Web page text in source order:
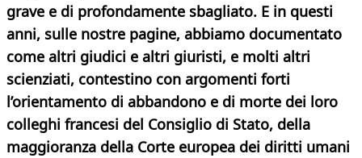
grave e di profondamente sbagliato. E in questi
anni, sulle nostre pagine, abbiamo documentato
come altri giudici e altri giuristi, e molti altri
scienziati, contestino con argomenti forti
l’orientamento di abbandono e di morte dei loro
colleghi francesi del Consiglio di Stato, della
maggioranza della Corte europea dei diritti umani